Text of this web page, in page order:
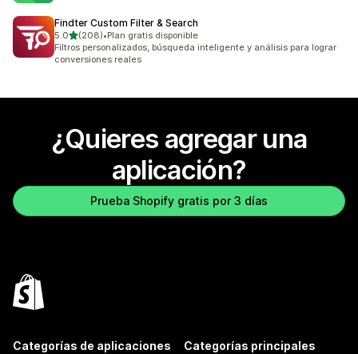
Findter Custom Filter & Search
5.0de 5 estrellas
(208)
208 reseñas en total
•Plan gratis disponible
Filtros personalizados, búsqueda inteligente y análisis para lograr
conversiones reales
¿Quieres agregar una
aplicación?
Prueba Shopify gratis por 3 días
Categorías de aplicaciones Categorías principales